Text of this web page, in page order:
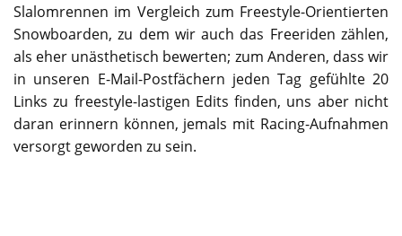
Slalomrennen im Vergleich zum Freestyle-Orientierten
Snowboarden, zu dem wir auch das Freeriden zählen,
als eher unästhetisch bewerten; zum Anderen, dass wir
in unseren E-Mail-Postfächern jeden Tag gefühlte 20
Links zu freestyle-lastigen Edits finden, uns aber nicht
daran erinnern können, jemals mit Racing-Aufnahmen
versorgt geworden zu sein.